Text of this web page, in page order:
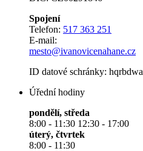
Spojení
Telefon: 517 363 251
E-mail:
mesto@ivanovicenahane.cz
ID datové schránky: hqrbdwa
Úřední hodiny
pondělí, středa
8:00 - 11:30 12:30 - 17:00
úterý, čtvrtek
8:00 - 11:30